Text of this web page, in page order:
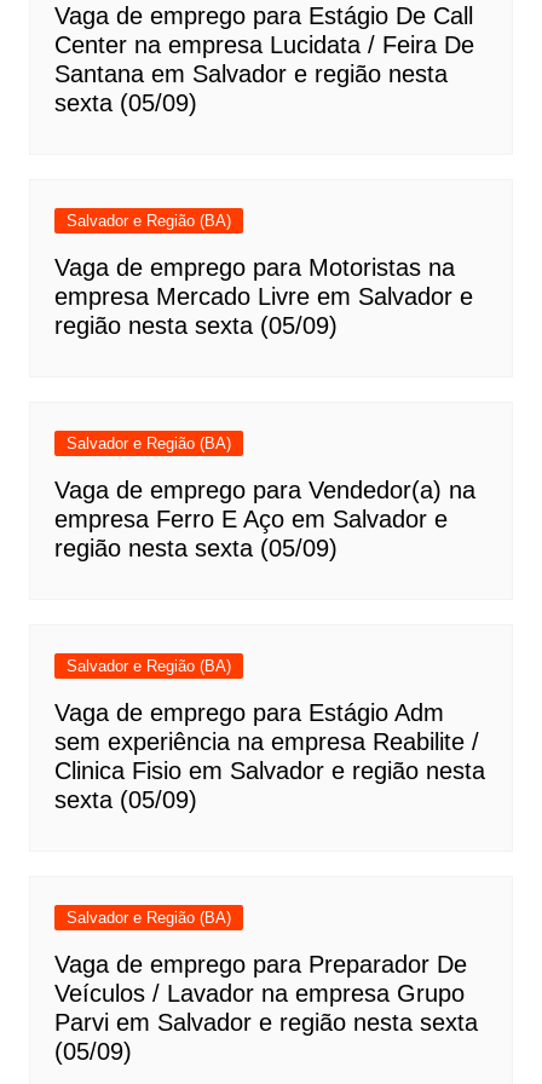
Vaga de emprego para Estágio De Call
Center na empresa Lucidata / Feira De
Santana em Salvador e região nesta
sexta (05/09)
Salvador e Região (BA)
Vaga de emprego para Motoristas na
empresa Mercado Livre em Salvador e
região nesta sexta (05/09)
Salvador e Região (BA)
Vaga de emprego para Vendedor(a) na
empresa Ferro E Aço em Salvador e
região nesta sexta (05/09)
Salvador e Região (BA)
Vaga de emprego para Estágio Adm
sem experiência na empresa Reabilite /
Clinica Fisio em Salvador e região nesta
sexta (05/09)
Salvador e Região (BA)
Vaga de emprego para Preparador De
Veículos / Lavador na empresa Grupo
Parvi em Salvador e região nesta sexta
(05/09)